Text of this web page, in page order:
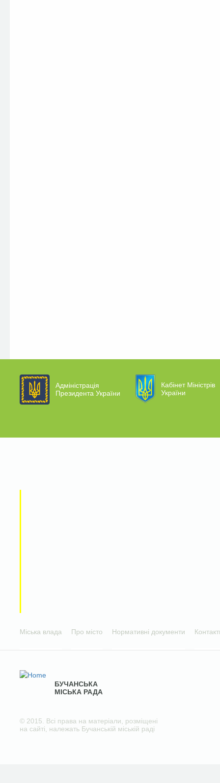
Адміністрація
Президента України
Кабінет Міністрів
України
Міська влада Про місто Нормативні документи
БУЧАНСЬКА
МІСЬКА РАДА
© 2015. Всі права на матеріали, розміщені
на сайті, належать Бучанській міській раді